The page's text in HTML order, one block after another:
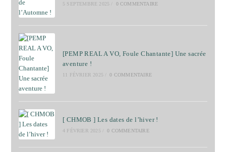
5 SEPTEMBRE 2025 0 COMMENTAIRE
[PEMP REAL A VO, Foule Chantante] Une sacrée
aventure !
11 FÉVRIER 2025 0 COMMENTAIRE
[ CHMOB ] Les dates de l’hiver !
4 FÉVRIER 2025 0 COMMENTAIRE